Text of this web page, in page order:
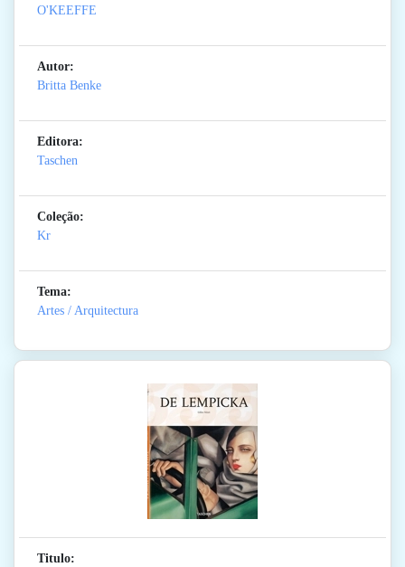
O'KEEFFE
Autor:
Britta Benke
Editora:
Taschen
Coleção:
Kr
Tema:
Artes / Arquitectura
Titulo: